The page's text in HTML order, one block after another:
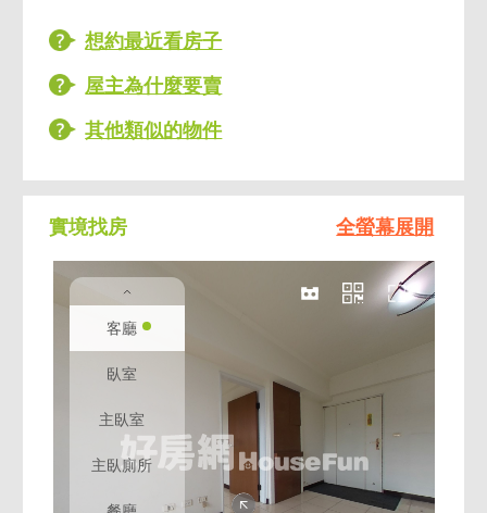
喜歡大坪數的你絕不容錯過
想約最近看房子
屋主為什麼要賣
其他類似的物件
實境找房 全螢幕展開